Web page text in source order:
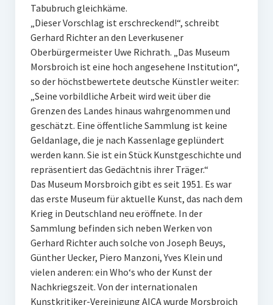
Tabubruch gleichkäme.
„Dieser Vorschlag ist erschreckend!“, schreibt
Gerhard Richter an den Leverkusener
Oberbürgermeister Uwe Richrath. „Das Museum
Morsbroich ist eine hoch angesehene Institution“,
so der höchstbewertete deutsche Künstler weiter:
„Seine vorbildliche Arbeit wird weit über die
Grenzen des Landes hinaus wahrgenommen und
geschätzt. Eine öffentliche Sammlung ist keine
Geldanlage, die je nach Kassenlage geplündert
werden kann. Sie ist ein Stück Kunstgeschichte und
repräsentiert das Gedächtnis ihrer Träger.“
Das Museum Morsbroich gibt es seit 1951. Es war
das erste Museum für aktuelle Kunst, das nach dem
Krieg in Deutschland neu eröffnete. In der
Sammlung befinden sich neben Werken von
Gerhard Richter auch solche von Joseph Beuys,
Günther Uecker, Piero Manzoni, Yves Klein und
vielen anderen: ein Who‘s who der Kunst der
Nachkriegszeit. Von der internationalen
Kunstkritiker-Vereinigung AICA wurde Morsbroich